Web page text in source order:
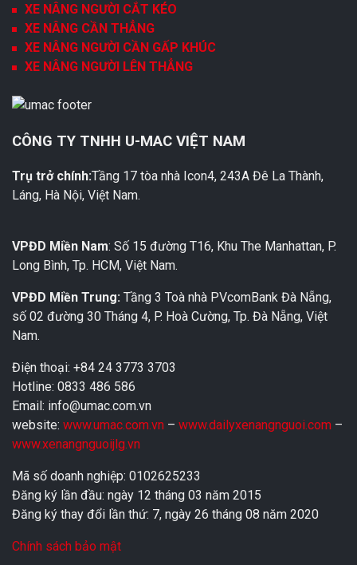
XE NÂNG NGƯỜI CẮT KÉO
XE NÂNG CẦN THẲNG
XE NÂNG NGƯỜI CẦN GẤP KHÚC
XE NÂNG NGƯỜI LÊN THẲNG
CÔNG TY TNHH U-MAC VIỆT NAM
Trụ trở chính:Tầng 17 tòa nhà Icon4, 243A Đê La Thành,
Láng, Hà Nội, Việt Nam.
VPĐD Miền Nam: Số 15 đường T16, Khu The Manhattan, P.
Long Bình, Tp. HCM, Việt Nam.
VPĐD Miền Trung: Tầng 3 Toà nhà PVcomBank Đà Nẵng,
số 02 đường 30 Tháng 4, P. Hoà Cường, Tp. Đà Nẵng, Việt
Nam.
Điện thoại: +84 24 3773 3703
Hotline: 0833 486 586
Email: info@umac.com.vn
website: www.umac.com.vn – www.dailyxenangnguoi.com –
www.xenangnguoijlg.vn
Mã số doanh nghiệp: 0102625233
Đăng ký lần đầu: ngày 12 tháng 03 năm 2015
Đăng ký thay đổi lần thứ: 7, ngày 26 tháng 08 năm 2020
Chính sách bảo mật